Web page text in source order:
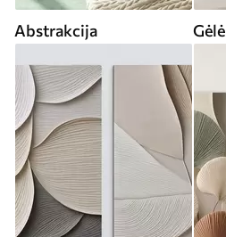
Abstrakcija